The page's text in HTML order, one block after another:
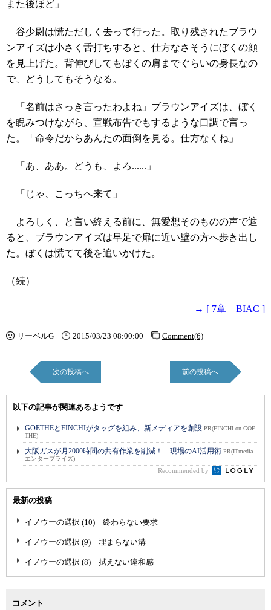
また後ほど」
谷少尉は慌ただしく去って行った。取り残されたブラウ
ンアイズは小さく舌打ちすると、仕方なさそうにぼくの顔
を見上げた。背伸びしてもぼくの肩までぐらいの身長なの
で、どうしてもそうなる。
「名前はさっき言ったわよね」ブラウンアイズは、ぼく
を睨みつけながら、宣戦布告でもするような口調で言っ
た。「命令だからあんたの面倒を見る。仕方なくね」
「あ、ああ。どうも、よろ......」
「じゃ、こっちへ来て」
よろしく、と言い終える前に、無愛想そのものの声で遮
ると、ブラウンアイズは早足で扉に近い壁の方へ歩き出し
た。ぼくは慌てて後を追いかけた。
（続）
→ [ 7章 BIAC ]
リーベルG 2015/03/23 08:00:00 Comment(6)
次の投稿へ 前の投稿へ
以下の記事が関連あるようです
GOETHEとFINCHIがタッグを組み、新メディアを創設 PR(FINCHI on GOE
THE)
大阪ガスが月2000時間の共有作業を削減！ 現場のAI活用術 PR(ITmedia
エンタープライズ)
Recommended by
最新の投稿
イノウーの選択 (10) 終わらない要求
イノウーの選択 (9) 埋まらない溝
イノウーの選択 (8) 拭えない違和感
コメント